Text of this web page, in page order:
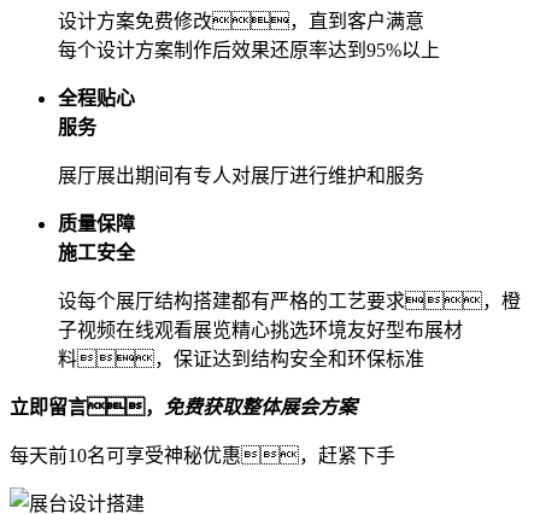
设计方案免费修改，直到客户满意
每个设计方案制作后效果还原率达到95%以上
全程贴心
服务
展厅展出期间有专人对展厅进行维护和服务
质量保障
施工安全
设每个展厅结构搭建都有严格的工艺要求，橙
子视频在线观看展览精心挑选环境友好型布展材
料，保证达到结构安全和环保标准
立即留言， 免费获取整体展会方案
每天前10名可享受神秘优惠，赶紧下手